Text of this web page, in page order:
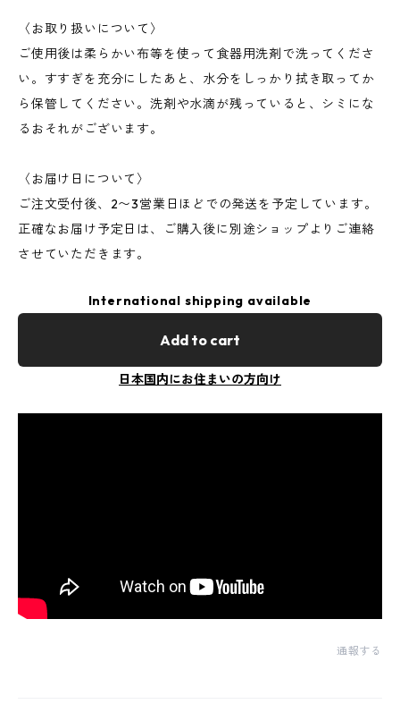
〈お取り扱いについて〉
ご使用後は柔らかい布等を使って食器用洗剤で洗ってくださ
い。すすぎを充分にしたあと、水分をしっかり拭き取ってか
ら保管してください。洗剤や水滴が残っていると、シミにな
るおそれがございます。
〈お届け日について〉
ご注文受付後、2〜3営業日ほどでの発送を予定しています。
正確なお届け予定日は、ご購入後に別途ショップよりご連絡
させていただきます。
International shipping available
Add to cart
日本国内にお住まいの方向け
通報する